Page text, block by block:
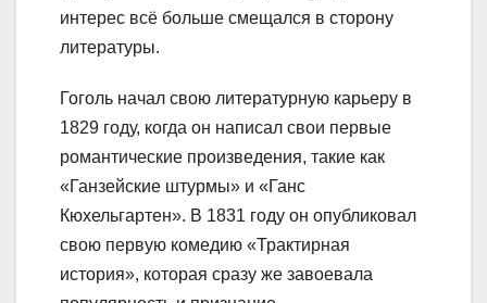
интерес всё больше смещался в сторону
литературы.
Гоголь начал свою литературную карьеру в
1829 году, когда он написал свои первые
романтические произведения, такие как
«Ганзейские штурмы» и «Ганс
Кюхельгартен». В 1831 году он опубликовал
свою первую комедию «Трактирная
история», которая сразу же завоевала